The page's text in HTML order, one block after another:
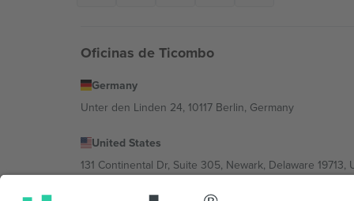
Oficinas de Ticombo
Germany
Unter den Linden 24, 10117 Berlin, Germany
United States
131 Continental Dr, Suite 305, Newark, Delaware 19713,